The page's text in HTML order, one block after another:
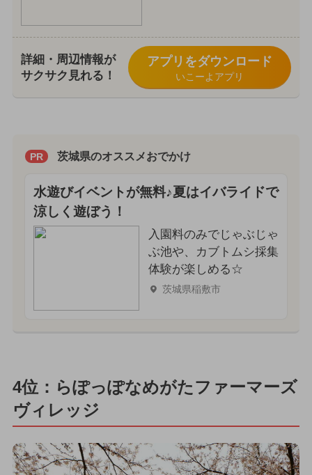
詳細・周辺情報が
サクサク見れる！
アプリをダウンロード
いこーよアプリ
PR 茨城県のオススメおでかけ
水遊びイベントが無料♪夏はイバライドで
涼しく遊ぼう！
入園料のみでじゃぶじゃ
ぶ池や、カブトムシ採集
体験が楽しめる☆
茨城県稲敷市
4位：らぽっぽなめがたファーマーズ
ヴィレッジ